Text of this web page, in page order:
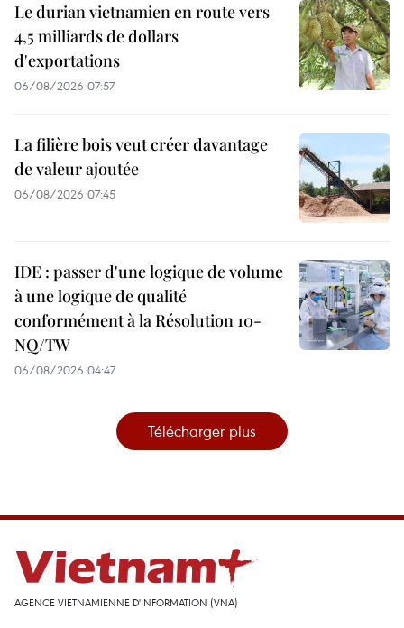
Le durian vietnamien en route vers
4,5 milliards de dollars
d'exportations
06/08/2026 07:57
La filière bois veut créer davantage
de valeur ajoutée
06/08/2026 07:45
IDE : passer d'une logique de volume
à une logique de qualité
conformément à la Résolution 10-
NQ/TW
06/08/2026 04:47
Télécharger plus
AGENCE VIETNAMIENNE D'INFORMATION (VNA)